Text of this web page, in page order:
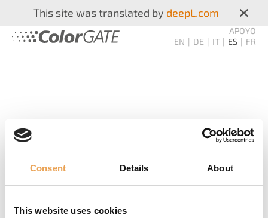
Consent Details About
This website uses cookies
This site was translated by deepL.com ×
APOYO
EN
DE IT ES FR